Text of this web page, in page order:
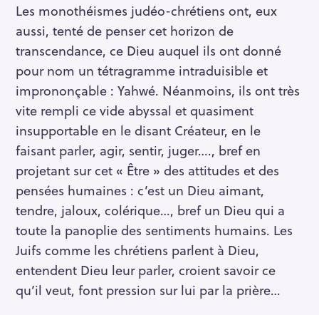
Les monothéismes judéo-chrétiens ont, eux
aussi, tenté de penser cet horizon de
transcendance, ce Dieu auquel ils ont donné
pour nom un tétragramme intraduisible et
imprononçable : Yahwé. Néanmoins, ils ont très
vite rempli ce vide abyssal et quasiment
insupportable en le disant Créateur, en le
faisant parler, agir, sentir, juger…., bref en
projetant sur cet « Être » des attitudes et des
pensées humaines : c’est un Dieu aimant,
tendre, jaloux, colérique…, bref un Dieu qui a
toute la panoplie des sentiments humains. Les
Juifs comme les chrétiens parlent à Dieu,
entendent Dieu leur parler, croient savoir ce
qu’il veut, font pression sur lui par la prière…